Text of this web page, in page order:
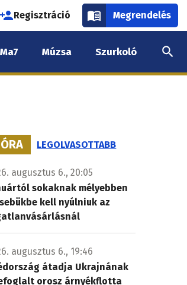
Regisztráció Megrendelés
Ma7 Múzsa Szurkoló
LEGOLVASOTTABB
augusztus 6., 20:05
sokaknak mélyebben
kell nyúlniuk az
augusztus 6., 19:46
átadja Ukrajnának
orosz árnyékflotta